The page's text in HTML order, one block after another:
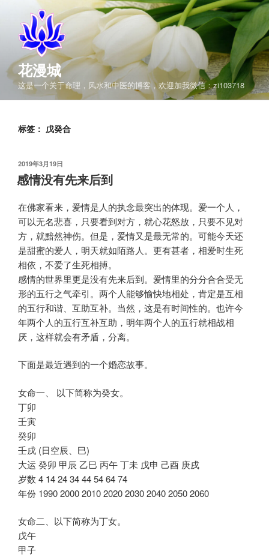
花漫城
这是一个关于命理，风水和中医的博客，欢迎加我微信：zi103718
标签： 戊癸合
发
布
于
2019年3月19日
感情没有先来后到
在佛家看来，爱情是人的执念最突出的体现。爱一个人，
可以无名悲喜，只要看到对方，就心花怒放，只要不见对
方，就黯然神伤。但是，爱情又是最无常的。可能今天还
是甜蜜的爱人，明天就如陌路人。更有甚者，相爱时生死
相依，不爱了生死相搏。
感情的世界里更是没有先来后到。爱情里的分分合合受无
形的五行之气牵引。两个人能够愉快地相处，肯定是互相
的五行和谐、互助互补。当然，这是有时间性的。也许今
年两个人的五行互补互助，明年两个人的五行就相战相
厌，这样就会有矛盾，分离。
下面是最近遇到的一个婚恋故事。
女命一、 以下简称为癸女。
丁卯
壬寅
癸卯
壬戌 (日空辰、巳)
大运 癸卯 甲辰 乙巳 丙午 丁未 戊申 己酉 庚戌
岁数 4 14 24 34 44 54 64 74
年份 1990 2000 2010 2020 2030 2040 2050 2060
女命二、以下简称为丁女。
戊午
甲子